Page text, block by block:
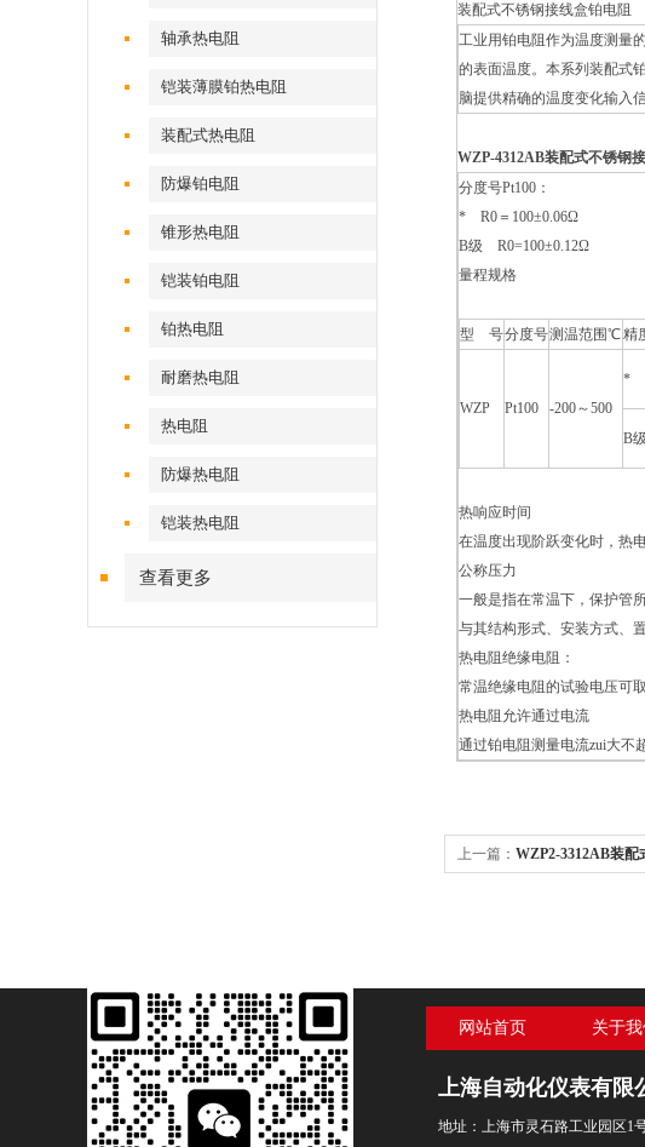
轴承热电阻
铠装薄膜铂热电阻
装配式热电阻
防爆铂电阻
锥形热电阻
铠装铂电阻
铂热电阻
耐磨热电阻
热电阻
防爆热电阻
铠装热电阻
查看更多
装配式不锈钢接线盒铂电阻
工业用铂电阻作为温度测量
的表面温度。本系列装配式
脑提供精确的温度变化输入信
WZP-4312AB装配式不锈钢
分度号Pt100：
* R0＝100±0.06Ω
B级 R0=100±0.12Ω
量程规格
型 号分度号测温范围℃精
WZP Pt100 -200～500
*
B级
热响应时间
在温度出现阶跃变化时，热
公称压力
一般是指在常温下，保护管
与其结构形式、安装方式、
热电阻绝缘电阻：
常温绝缘电阻的试验电压可
热电阻允许通过电流
通过铂电阻测量电流zui大不
上一篇： WZP2-3312AB装
网站首页 关于我
上海自动化仪表有限
地址：上海市灵石路工业园区1